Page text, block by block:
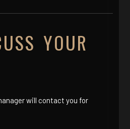
YOUR
will contact you for